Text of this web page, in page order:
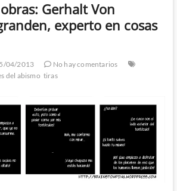
Gerhalt Von
experto en cosas
04/2013
No hay comentarios
del abismo tiras